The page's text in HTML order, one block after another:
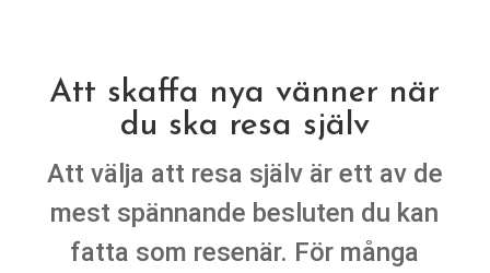
Att skaffa nya vänner när
du ska resa själv
Att välja att resa själv är ett av de
mest spännande besluten du kan
fatta som resenär. För många